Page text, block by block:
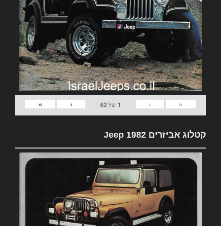
«
‹
1 של62
›
»
קטלוג אביזרים 1982 Jeep